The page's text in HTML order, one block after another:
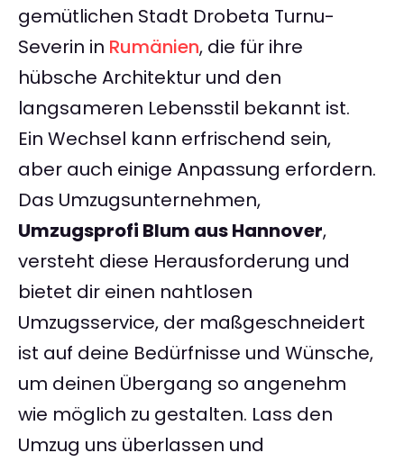
gemütlichen Stadt Drobeta Turnu-
Severin in Rumänien, die für ihre
hübsche Architektur und den
langsameren Lebensstil bekannt ist.
Ein Wechsel kann erfrischend sein,
aber auch einige Anpassung erfordern.
Das Umzugsunternehmen,
Umzugsprofi Blum aus Hannover,
versteht diese Herausforderung und
bietet dir einen nahtlosen
Umzugsservice, der maßgeschneidert
ist auf deine Bedürfnisse und Wünsche,
um deinen Übergang so angenehm
wie möglich zu gestalten. Lass den
Umzug uns überlassen und